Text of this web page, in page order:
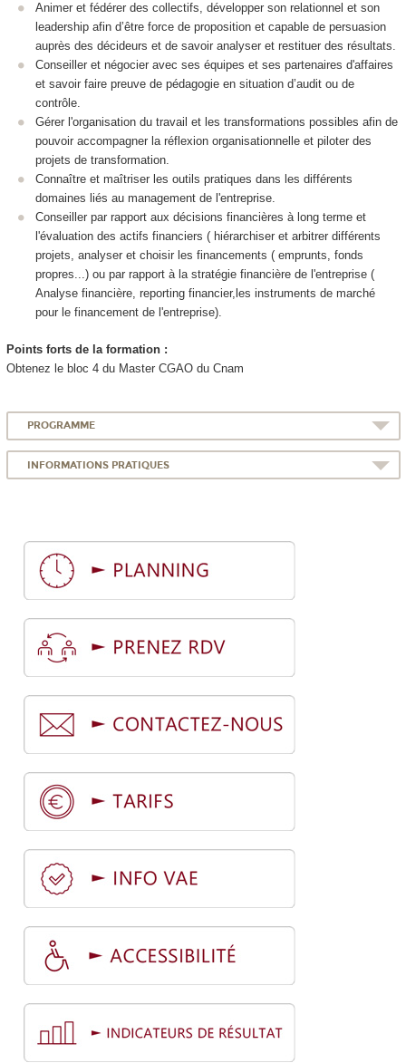
Animer et fédérer des collectifs, développer son relationnel et son
leadership afin d’être force de proposition et capable de persuasion
auprès des décideurs et de savoir analyser et restituer des résultats.
Conseiller et négocier avec ses équipes et ses partenaires d'affaires
et savoir faire preuve de pédagogie en situation d’audit ou de
contrôle.
Gérer l'organisation du travail et les transformations possibles afin de
pouvoir accompagner la réflexion organisationnelle et piloter des
projets de transformation.
Connaître et maîtriser les outils pratiques dans les différents
domaines liés au management de l'entreprise.
Conseiller par rapport aux décisions financières à long terme et
l'évaluation des actifs financiers ( hiérarchiser et arbitrer différents
projets, analyser et choisir les financements ( emprunts, fonds
propres...) ou par rapport à la stratégie financière de l'entreprise (
Analyse financière, reporting financier,les instruments de marché
pour le financement de l'entreprise).
Points forts de la formation :
Obtenez le bloc 4 du Master CGAO du Cnam
PROGRAMME
INFORMATIONS PRATIQUES